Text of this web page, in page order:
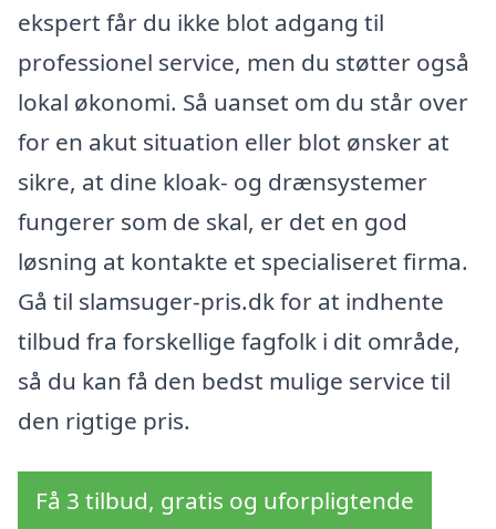
ekspert får du ikke blot adgang til
professionel service, men du støtter også
lokal økonomi. Så uanset om du står over
for en akut situation eller blot ønsker at
sikre, at dine kloak- og drænsystemer
fungerer som de skal, er det en god
løsning at kontakte et specialiseret firma.
Gå til slamsuger-pris.dk for at indhente
tilbud fra forskellige fagfolk i dit område,
så du kan få den bedst mulige service til
den rigtige pris.
Få 3 tilbud, gratis og uforpligtende